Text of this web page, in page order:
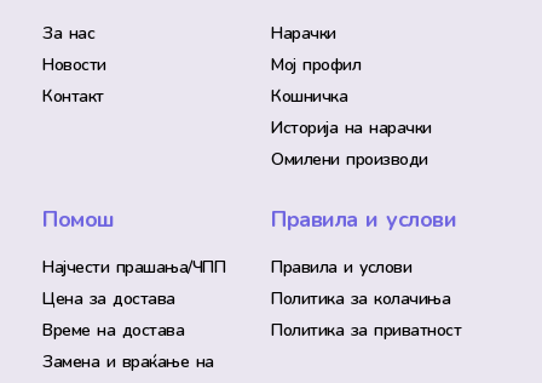
За нас
Новости
Контакт
Нарачки
Мој профил
Кошничка
Историја на нарачки
Омилени производи
Помош
Најчести прашања/ЧПП
Цена за достава
Време на достава
Замена и враќање на
Правила и услови
Правила и услови
Политика за колачиња
Политика за приватност